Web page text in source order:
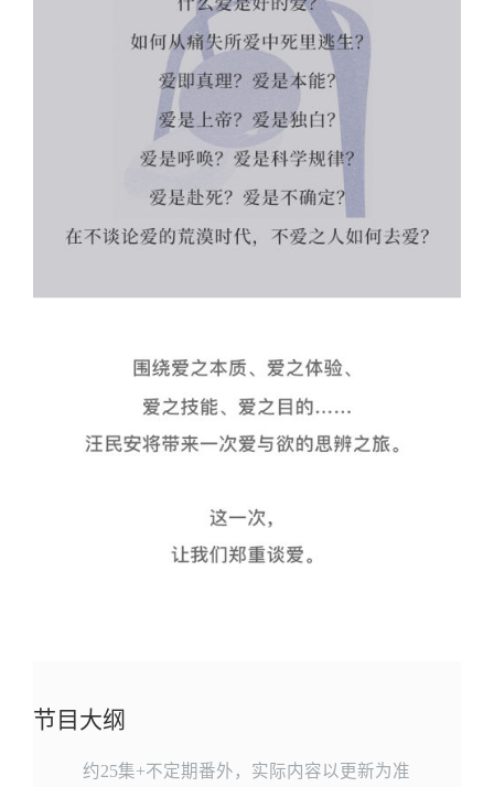
节目大纲
约25集+不定期番外，实际内容以更新为准